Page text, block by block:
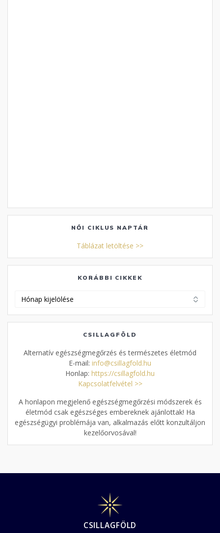
NŐI CIKLUS NAPTÁR
Táblázat letöltése >>
KORÁBBI CIKKEK
CSILLAGFÖLD
Alternatív egészségmegőrzés és természetes életmód
E-mail: info@csillagfold.hu
Honlap: https://csillagfold.hu
Kapcsolatfelvétel >>
A honlapon megjelenő egészségmegőrzési módszerek és
életmód csak egészséges embereknek ajánlottak! Ha
egészségügyi problémája van, alkalmazás előtt konzultáljon
kezelőorvosával!
CSILLAGFÖLD